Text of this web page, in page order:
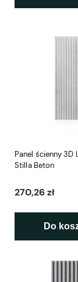
Panel ścienny 3D
Stilla Beton
270,26 zł
Do